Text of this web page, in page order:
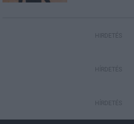
HIRDETÉS
HÍRDETÉS
HÍRDETÉS